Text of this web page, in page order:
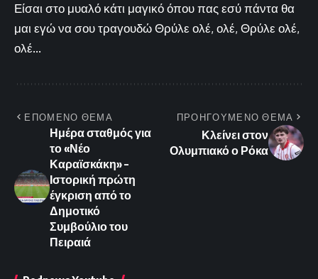
Είσαι στο μυαλό κάτι μαγικό όπου πας εσύ πάντα θα
μαι εγώ να σου τραγουδώ Θρύλε ολέ, ολέ, Θρύλε ολέ,
ολέ...
ΕΠΟΜΕΝΟ ΘΕΜΑ
Ημέρα σταθμός για
το «Νέο
Καραϊσκάκη» –
Ιστορική πρώτη
έγκριση από το
Δημοτικό
Συμβούλιο του
Πειραιά
ΠΡΟΗΓΟΥΜΕΝΟ ΘΕΜΑ
Κλείνει στον
Ολυμπιακό ο Ρόκα